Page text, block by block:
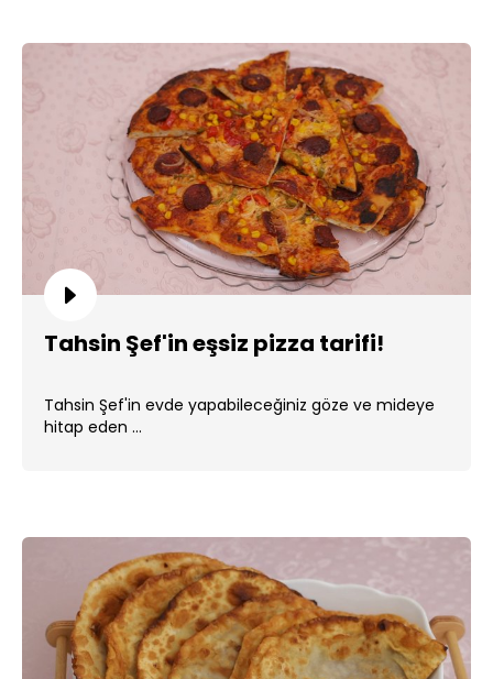
Tahsin Şef'in eşsiz pizza tarifi!
Tahsin Şef'in evde yapabileceğiniz göze ve mideye
hitap eden ...